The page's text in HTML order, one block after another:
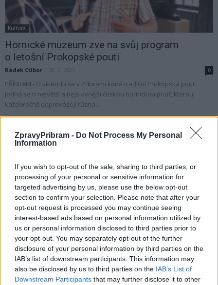
ZpravyPribram - Do Not Process My Personal
Information
If you wish to opt-out of the sale, sharing to third parties, or
processing of your personal or sensitive information for
targeted advertising by us, please use the below opt-out
section to confirm your selection. Please note that after your
opt-out request is processed you may continue seeing
interest-based ads based on personal information utilized by
us or personal information disclosed to third parties prior to
your opt-out. You may separately opt-out of the further
disclosure of your personal information by third parties on the
IAB’s list of downstream participants. This information may
also be disclosed by us to third parties on the IAB’s List of
Downstream Participants that may further disclose it to other
Kultura
Hornické muzeum zve na svůj program
o letošní Prokopské pouti
Radek Ctibor 0
PŘÍBRAM - O víkendu se v Příbrami koná tradiční Prokopská pouť.
Jedná se o největší a nejslavnější českou hornickou pouť, kterou
každoročně doprovázejí různá...
NOVINKY
Nález munice může skončit tragicky. Policie
radí, jak správně postupovat
10. 8. 2026
Hygienici kontrolují dětské tábory. Více než
polovina odebraných vzorků vody nevyhověla
10. 8. 2026
Svatá Hora rozšířila počet bohoslužeb.